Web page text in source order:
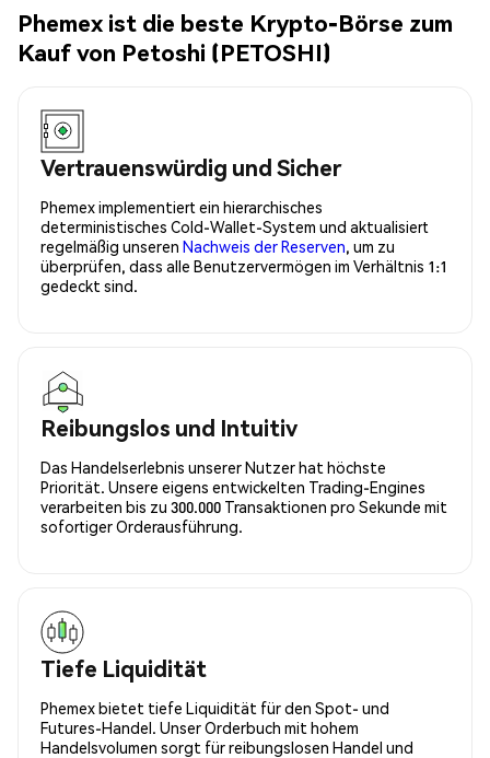
Phemex ist die beste Krypto-Börse zum
Kauf von Petoshi (PETOSHI)
Vertrauenswürdig und Sicher
Phemex implementiert ein hierarchisches
deterministisches Cold-Wallet-System und aktualisiert
regelmäßig unseren Nachweis der Reserven, um zu
überprüfen, dass alle Benutzervermögen im Verhältnis 1:1
gedeckt sind.
Reibungslos und Intuitiv
Das Handelserlebnis unserer Nutzer hat höchste
Priorität. Unsere eigens entwickelten Trading-Engines
verarbeiten bis zu 300.000 Transaktionen pro Sekunde mit
sofortiger Orderausführung.
Tiefe Liquidität
Phemex bietet tiefe Liquidität für den Spot- und
Futures-Handel. Unser Orderbuch mit hohem
Handelsvolumen sorgt für reibungslosen Handel und